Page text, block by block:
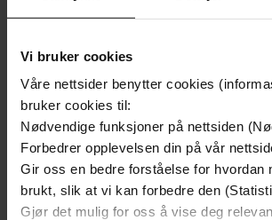
Vi bruker cookies
Våre nettsider benytter cookies
bruker cookies til:
Nødvendige funksjoner på nettsiden
Forbedrer opplevelsen din på vår
Gir oss en bedre forståelse for hvordan
brukt, slik at vi kan forbedre den
Gjør det mulig for oss å vise deg
Dorthe E. Erichsen
Andre har også kjøpt
Premium